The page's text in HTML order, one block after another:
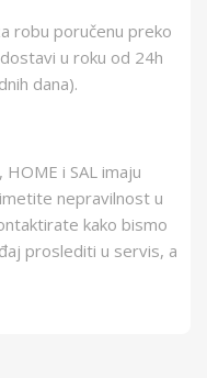
robu poručenu preko
u roku od 24h
dana).
i SAL imaju
nepravilnost u
kako bismo
proslediti u servis, a